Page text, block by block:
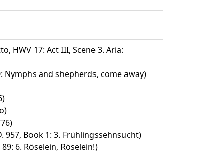
HWV 17: Act III, Scene 3. Aria:
Nymphs and shepherds, come away)
957, Book 1: 3. Frühlingssehnsucht)
6. Röselein, Röselein!)